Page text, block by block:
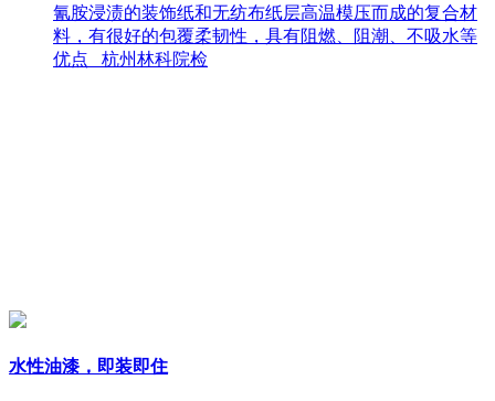
氰胺浸渍的装饰纸和无纺布纸层高温模压而成的复合材
料，有很好的包覆柔韧性，具有阻燃、阻潮、不吸水等
优点 杭州林科院检
水性油漆，即装即住